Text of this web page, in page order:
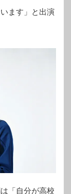
ます」と出演
「自分が高校